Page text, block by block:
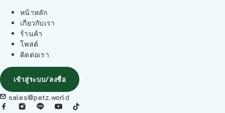
หน้าหลัก
เกี่ยวกับเรา
ร้านค้า
โพสต์
ติดต่อเรา
เข้าสู่ระบบ/ลงชื่อ
sales@petz.world